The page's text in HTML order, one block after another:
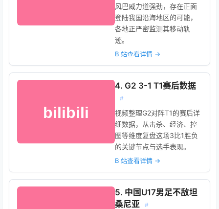
风巴威力道强劲，存在正面
登陆我国沿海地区的可能，
各地正严密监测其移动轨
迹。
B 站查看详情 →
4. G2 3-1 T1赛后数据
#
视频整理G2对阵T1的赛后详
细数据，从击杀、经济、控
图等维度复盘这场3比1胜负
的关键节点与选手表现。
B 站查看详情 →
5. 中国U17男足不敌坦
桑尼亚
#